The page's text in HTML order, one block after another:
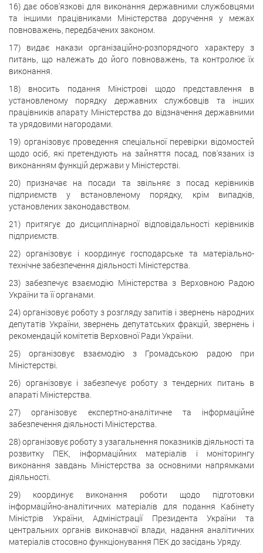
16) дає обов'язкові для виконання державними службовцями
та іншими працівниками Міністерства доручення у межах
повноважень, передбачених законом.
17) видає накази організаційно-розпорядчого характеру з
питань, що належать до його повноважень, та контролює їх
виконання.
18) вносить подання Міністрові щодо представлення в
установленому порядку державних службовців та інших
працівників апарату Міністерства до відзначення державними
та урядовими нагородами.
19) організовує проведення спеціальної перевірки відомостей
щодо осіб, які претендують на зайняття посад, пов'язаних із
виконанням функцій держави у Міністерстві.
20) призначає на посади та звільняє з посад керівників
підприємств у встановленому порядку, крім випадків,
установлених законодавством.
21) притягує до дисциплінарної відповідальності керівників
підприємств.
22) організовує і координує господарське та матеріально-
технічне забезпечення діяльності Міністерства.
23) забезпечує взаємодію Міністерства з Верховною Радою
України та її органами.
24) організовує роботу з розгляду запитів і звернень народних
депутатів України, звернень депутатських фракцій, звернень і
рекомендацій комітетів Верховної Ради України.
25) організовує взаємодію з Громадською радою при
Міністерстві.
26) організовує і забезпечує роботу з тендерних питань в
апараті Міністерства.
27) організовує експертно-аналітичне та інформаційне
забезпечення діяльності Міністерства.
28) організовує роботу з узагальнення показників діяльності та
розвитку ПЕК, інформаційних матеріалів і моніторингу
виконання завдань Міністерства за основними напрямками
діяльності.
29) координує виконання роботи щодо підготовки
інформаційно-аналітичних матеріалів для подання Кабінету
Міністрів України, Адміністрації Президента України та
центральних органів виконавчої влади, надання аналітичних
матеріалів стосовно функціонування ПЕК до засідань Уряду.